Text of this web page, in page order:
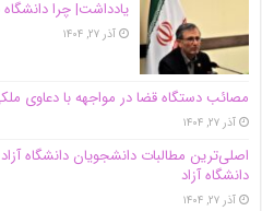
یادداشت| چرا دانشگاه
آذر ۲۷, ۱۴۰۴
مصائب دستگاه قضا در مواجهه با دعاوی
آذر ۲۷, ۱۴۰۴
اصلی‌ترین مطالبات دانشجویان دانشگاه
دانشگاه آز‌اد
آذر ۲۷, ۱۴۰۴